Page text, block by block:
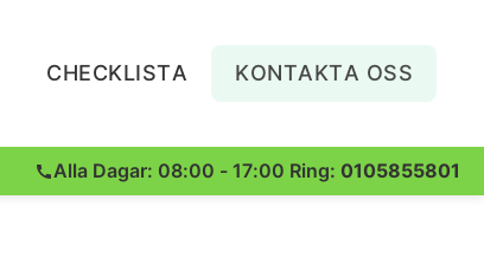
CHECKLISTA KONTAKTA OSS
Alla Dagar: 08:00 - 17:00 Ring: 0105855801